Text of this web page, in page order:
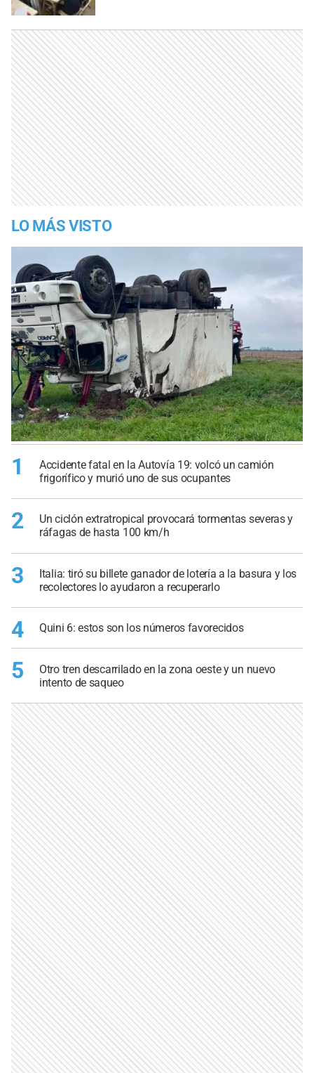
LO MÁS VISTO
1
Accidente fatal en la Autovía 19: volcó un camión
frigorífico y murió uno de sus ocupantes
2
Un ciclón extratropical provocará tormentas severas y
ráfagas de hasta 100 km/h
3
Italia: tiró su billete ganador de lotería a la basura y los
recolectores lo ayudaron a recuperarlo
4 Quini 6: estos son los números favorecidos
5
Otro tren descarrilado en la zona oeste y un nuevo
intento de saqueo